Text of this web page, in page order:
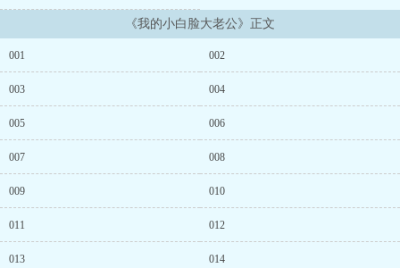
《我的小白脸大老公》正文
001 002
003 004
005 006
007 008
009 010
011 012
013 014